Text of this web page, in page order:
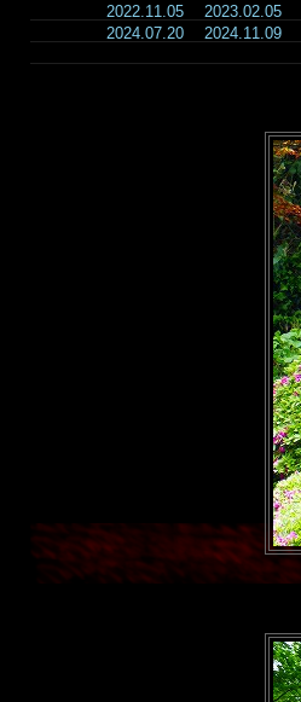
2022.11.05
2023.02.05
2024.07.20
2024.11.09